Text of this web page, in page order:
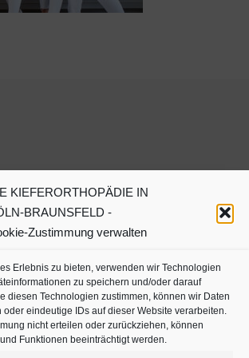
KIEFERORTHOPÄDIE IN
BRAUNSFELD -
Zustimmung verwalten
Erlebnis zu bieten, verwenden wir Technologien
zu speichern und/oder darauf
diesen Technologien zustimmen, können wir Daten
oder eindeutige IDs auf dieser Website verarbeiten.
nicht erteilen oder zurückziehen, können
Funktionen beeinträchtigt werden.
Dr. Julia Neuschulz
Kieferorthopäden oder
in Köln aufjameda